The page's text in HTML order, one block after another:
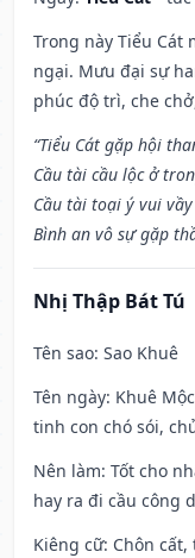
Trong này Tiểu
ngại. Mưu đại sự
phúc độ trì, che
“Tiểu Cát gặp hội
Cầu tài cầu lộc ở
Cầu tài toại ý vui vầy
Bình an vô sự gặp
Nhị Thập Bát Tú
Tên sao: Sao Khuê
Tên ngày: Khuê
tinh con chó sói,
Nên làm: Tốt cho
hay ra đi cầu công
Kiêng cữ: Chôn